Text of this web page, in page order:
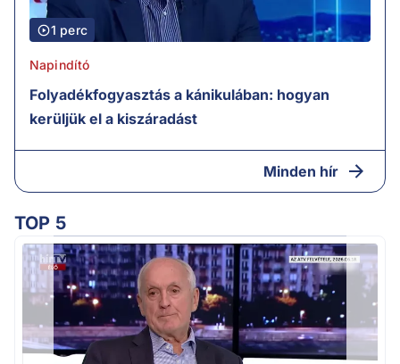
1 perc
Napindító
Folyadékfogyasztás a kánikulában: hogyan
kerüljük el a kiszáradást
Minden hír
TOP 5